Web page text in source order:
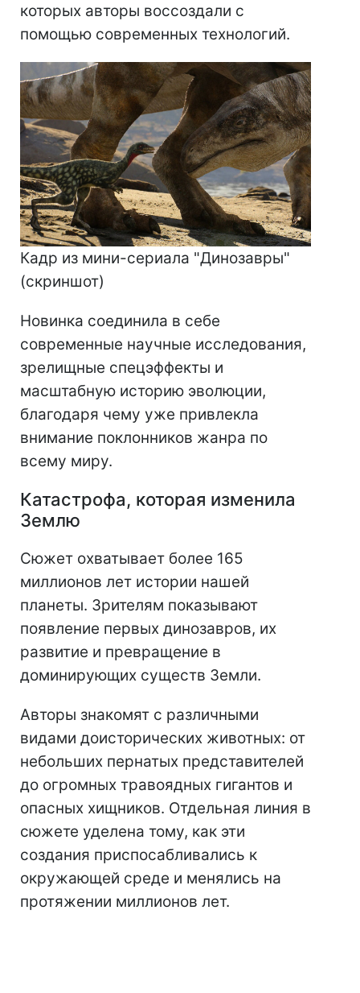
которых авторы воссоздали с
помощью современных технологий.
Кадр из мини-сериала "Динозавры"
(скриншот)
Новинка соединила в себе
современные научные исследования,
зрелищные спецэффекты и
масштабную историю эволюции,
благодаря чему уже привлекла
внимание поклонников жанра по
всему миру.
Катастрофа, которая изменила
Землю
Сюжет охватывает более 165
миллионов лет истории нашей
планеты. Зрителям показывают
появление первых динозавров, их
развитие и превращение в
доминирующих существ Земли.
Авторы знакомят с различными
видами доисторических животных: от
небольших пернатых представителей
до огромных травоядных гигантов и
опасных хищников. Отдельная линия в
сюжете уделена тому, как эти
создания приспосабливались к
окружающей среде и менялись на
протяжении миллионов лет.